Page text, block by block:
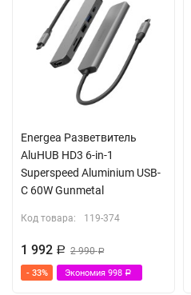
Energea Разветвитель
AluHUB HD3 6-in-1
Superspeed Aluminium USB-
C 60W Gunmetal
Код товара: 119-374
1 992 Р 2 990Р
- 33% Экономия 998 Р